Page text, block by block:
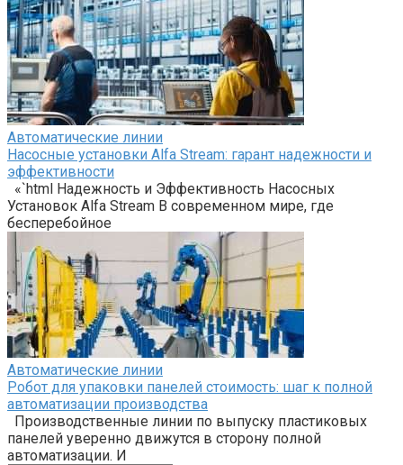
Автоматические линии
Насосные установки Alfa Stream: гарант надежности и
эффективности
«`html Надежность и Эффективность Насосных
Установок Alfa Stream В современном мире, где
бесперебойное
Автоматические линии
Робот для упаковки панелей стоимость: шаг к полной
автоматизации производства
Производственные линии по выпуску пластиковых
панелей уверенно движутся в сторону полной
автоматизации. И